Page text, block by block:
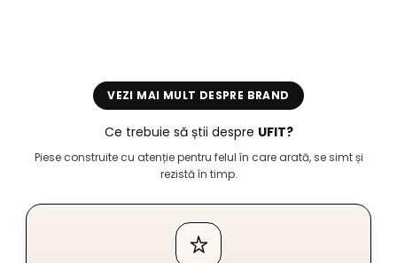
VEZI MAI MULT DESPRE BRAND
Ce trebuie să știi despre UFIT?
Piese construite cu atenție pentru felul în care arată, se simt și
rezistă în timp.